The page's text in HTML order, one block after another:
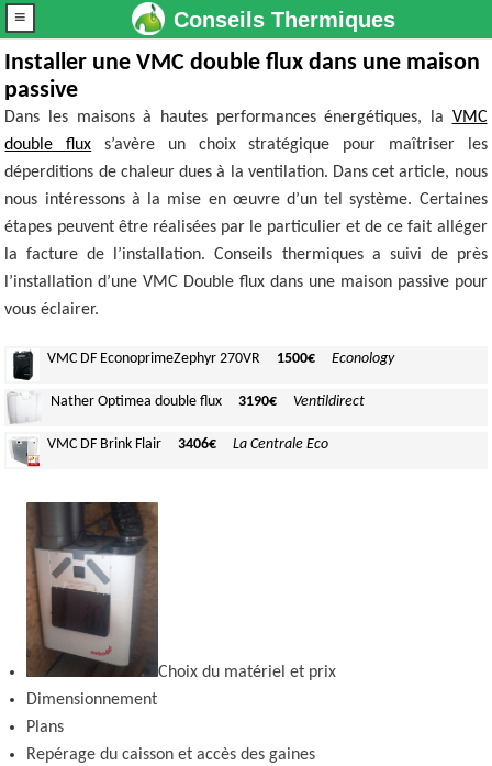
Conseils Thermiques
≡
Installer une VMC double flux dans une maison
passive
Dans les maisons à hautes performances énergétiques, la VMC
double flux s’avère un choix stratégique pour maîtriser les
déperditions de chaleur dues à la ventilation. Dans cet article, nous
nous intéressons à la mise en œuvre d’un tel système. Certaines
étapes peuvent être réalisées par le particulier et de ce fait alléger
la facture de l’installation. Conseils thermiques a suivi de près
l’installation d’une VMC Double flux dans une maison passive pour
vous éclairer.
VMC DF EconoprimeZephyr 270VR 1500€ Econology
Nather Optimea double flux 3190€ Ventildirect
VMC DF Brink Flair 3406€ La Centrale Eco
Choix du matériel et prix
Dimensionnement
Plans
Repérage du caisson et accès des gaines